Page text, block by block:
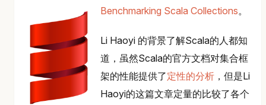
Benchmarking Scala Collections。
Li Haoyi 的背景了解Scala的人都知
道，虽然Scala的官方文档对集合框
架的性能提供了定性的分析，但是Li
Haoyi的这篇文章定量的比较了各个